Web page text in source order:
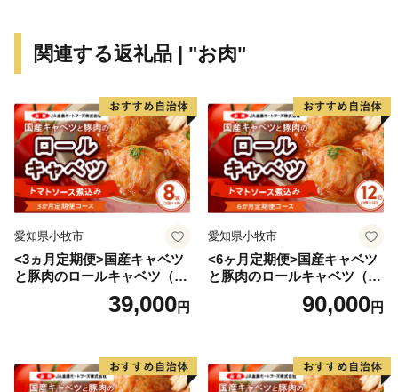
関連する返礼品 | "お肉"
愛知県小牧市
<3ヵ月定期便>国産キャベツ
と豚肉のロールキャベツ（4P
39,000円
愛知県小牧市
<6ヶ月定期便>国産キャベツ
と豚肉のロールキャベツ（6P
90,000円